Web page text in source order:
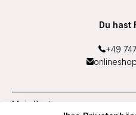
Du hast
+49
Mein Konto